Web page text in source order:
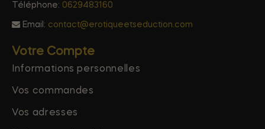
Téléphone: 0629483160
Email: contact@erotiqueetseduction.com
Votre Compte
Informations personnelles
Vos commandes
Vos adresses